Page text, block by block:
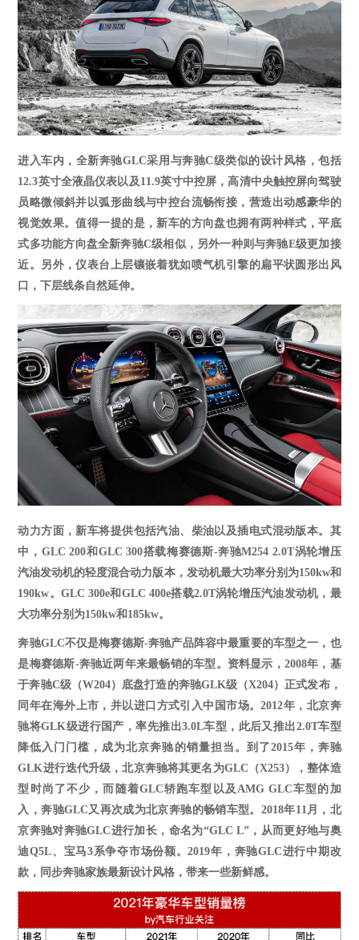
进入车内，全新奔驰GLC采用与奔驰C级类似的设计风格，包括
12.3英寸全液晶仪表以及11.9英寸中控屏，高清中央触控屏向驾驶
员略微倾斜并以弧形曲线与中控台流畅衔接，营造出动感豪华的
视觉效果。值得一提的是，新车的方向盘也拥有两种样式，平底
式多功能方向盘全新奔驰C级相似，另外一种则与奔驰E级更加接
近。另外，仪表台上层镶嵌着犹如喷气机引擎的扁平状圆形出风
口，下层线条自然延伸。
动力方面，新车将提供包括汽油、柴油以及插电式混动版本。其
中， GLC 200和GLC 300搭载梅赛德斯-奔驰M254 2.0T涡轮增压
汽油发动机的轻度混合动力版本，发动机最大功率分别为150kw和
190kw。GLC 300e和GLC 400e搭载2.0T涡轮增压汽油发动机，最
大功率分别为150kw和185kw。
奔驰GLC不仅是梅赛德斯-奔驰产品阵容中最重要的车型之一，也
是梅赛德斯-奔驰近两年来最畅销的车型。资料显示， 2008年，基
于奔驰C级（W204） 底盘打造的奔驰GLK级（X204）正式发布，
同年在海外上市，并以进口方式引入中国市场。2012年，北京奔
驰将GLK级进行国产，率先推出3.0L车型，此后又推出2.0T车型
降低入门门槛，成为北京奔驰的销量担当。到了2015年，奔驰
GLK进行迭代升级，北京奔驰将其更名为GLC（X253），整体造
型时尚了不少，而随着GLC轿跑车型以及AMG GLC车型的加
入，奔驰GLC又再次成为北京奔驰的畅销车型。 2018年11 月，北
京奔驰对奔驰GLC进行加长，命名为“GLC L”，从而更好地与奥
迪Q5L、宝马3系争夺市场份额。2019年，奔驰GLC进行中期改
款，同步奔驰家族最新设计风格，带来一些新鲜感。